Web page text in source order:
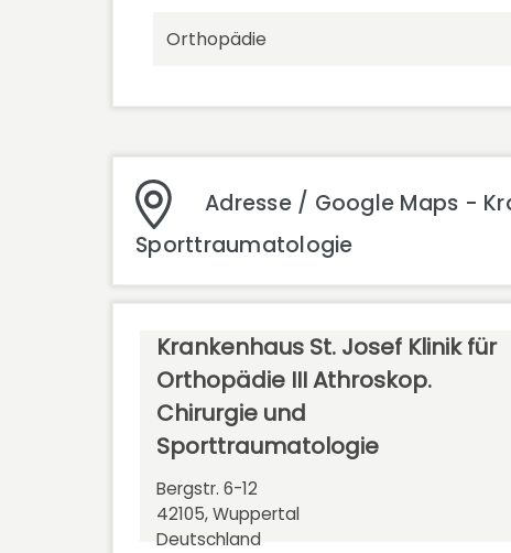
Orthopädie
Adresse / Google Maps -
Sporttraumatologie
Krankenhaus St. Josef Klinik für
Orthopädie III Athroskop.
Chirurgie und
Sporttraumatologie
Bergstr. 6-12
42105, Wuppertal
Deutschland